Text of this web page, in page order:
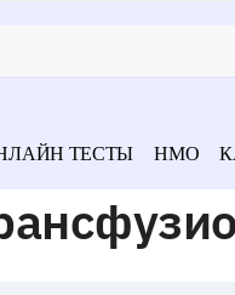
ТЕСТЫ НМО